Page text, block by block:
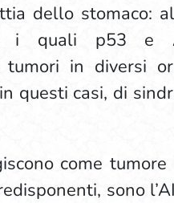
dello stomaco:
i quali p53 e
tumori in diversi
questi casi, di
come tumore
sono